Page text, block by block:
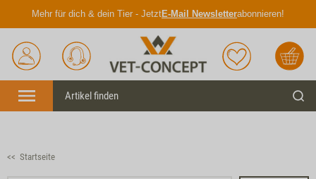
Mehr für dich & dein Tier - JetztE-Mail Newsletterabonnieren!
Anmelden
Unser
Service
Merkliste Warenkorb
Menü
<< Startseite